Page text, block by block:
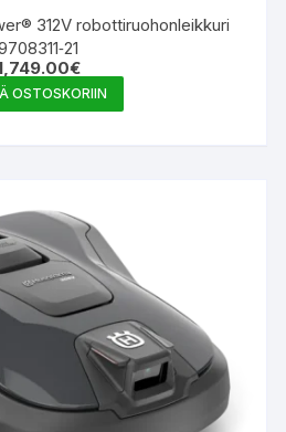
312V robottiruohonleikkuri
€
OSTOSKORIIN